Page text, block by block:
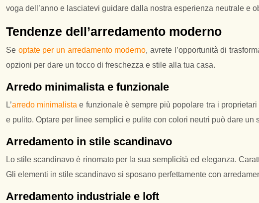
voga dell’anno e lasciatevi guidare dalla nostra esperienza neutrale e
Tendenze dell’arredamento moderno
Se optate per un arredamento moderno, avrete l’opportunità di
opzioni per dare un tocco di freschezza e stile alla tua casa.
Arredo minimalista e funzionale
L’arredo minimalista e funzionale è sempre più popolare tra i
e pulito. Optare per linee semplici e pulite con colori neutri può dare un
Arredamento in stile scandinavo
Lo stile scandinavo è rinomato per la sua semplicità ed eleganza.
Gli elementi in stile scandinavo si sposano perfettamente con
Arredamento industriale e loft